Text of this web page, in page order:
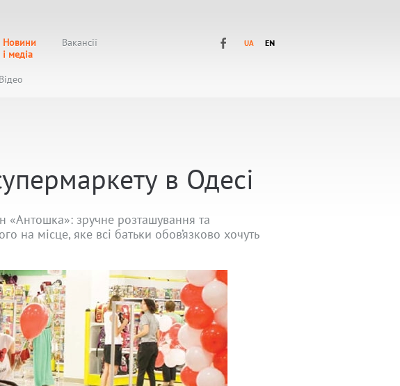
Новини
і медіа
Відео
Вакансії
в Одесі
«Антошка»: зручне розташування та
на місце, яке всі батьки обов’язково хочуть